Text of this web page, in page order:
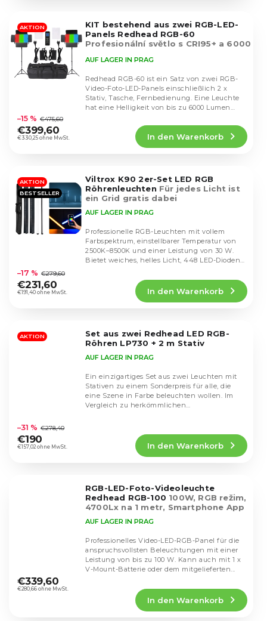
eSternen.
AKTION
KIT bestehend aus zwei RGB-LED-
Panels Redhead RGB-60
Profesionální světlo s CRI95+ a 6000
durchschnittliche
Produktbewertung
ist
Sternen.
AUF LAGER IN PRAG
€330,25 ohne MwSt.
–15 % €475,60
€399,60
In den Warenkorb
Redhead RGB-60 ist ein Satz von zwei RGB-
Video-Foto-LED-Panels einschließlich 2 x
Stativ, Tasche, Fernbedienung. Eine Leuchte
hat eine Helligkeit von bis zu 6000 Lumen
AKTION
BESTSELLER
Viltrox K90 2er-Set LED RGB
Röhrenleuchten Für jedes Licht ist
ein Grid gratis dabei
durchschnittliche
Produktbewertung
ist
Sternen.
AUF LAGER IN PRAG
€191,40 ohne MwSt.
–17 % €279,60
€231,60
In den Warenkorb
Professionelle RGB-Leuchten mit vollem
Farbspektrum, einstellbarer Temperatur von
2500K–8500K und einer Leistung von 30 W.
Bietet weiches, helles Licht, 448 LED-Dioden
AKTION
Set aus zwei Redhead LED RGB-
Röhren LP730 + 2 m Stativ
durchschnittliche
Produktbewertung
ist
AUF LAGER IN PRAG
€157,02 ohne MwSt.
–31 % €278,40
€190
In den Warenkorb
Ein einzigartiges Set aus zwei Leuchten mit
Stativen zu einem Sonderpreis für alle, die
eine Szene in Farbe beleuchten wollen. Im
Vergleich zu herkömmlichen
RGB-LED-Foto-Videoleuchte
Redhead RGB-100 100W, RGB režim,
4700Lx na 1 metr, Smartphone App
durchschnittliche
Produktbewertung
AUF LAGER IN PRAG
€280,66 ohne MwSt.
€339,60
In den Warenkorb
Professionelles Video-LED-RGB-Panel für die
anspruchsvollsten Beleuchtungen mit einer
Leistung von bis zu 100 W. Kann auch mit 1 x
V-Mount-Batterie oder dem mitgelieferten...